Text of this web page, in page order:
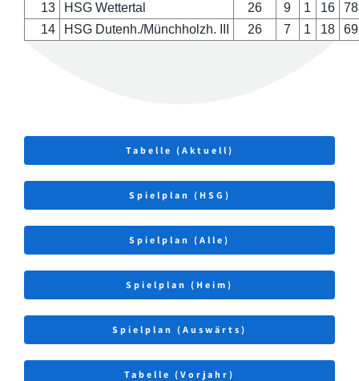
13
HSG Wettertal 26 9 1 16
14
HSG Dutenh./Münchholzh. III 26 7 1 18
Tabelle (Aktuell)
Spielplan (HSG)
Spielplan (Alle)
Spielplan (Heim)
Spielplan (Auswärts)
Tabelle (Vorjahr)